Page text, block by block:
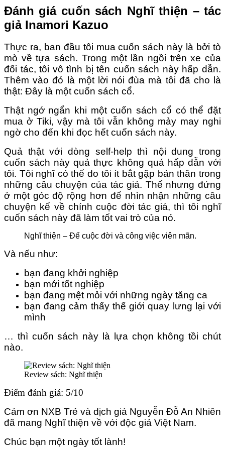
Đánh giá cuốn sách Nghĩ thiện – tác
giả Inamori Kazuo
Thực ra, ban đầu tôi mua cuốn sách này là bởi tò
mò về tựa sách. Trong một lần ngồi trên xe của
đối tác, tôi vô tình bị tên cuốn sách này hấp dẫn.
Thêm vào đó là một lời nói đùa mà tôi đã cho là
thật: Đây là một cuốn sách cổ.
Thật ngớ ngẩn khi một cuốn sách cổ có thể đặt
mua ở Tiki, vậy mà tôi vẫn không mảy may nghi
ngờ cho đến khi đọc hết cuốn sách này.
Quả thật với dòng self-help thì nội dung trong
cuốn sách này quả thực không quá hấp dẫn với
tôi. Tôi nghĩ có thể do tôi ít bắt gặp bản thân trong
những câu chuyện của tác giả. Thế nhưng đứng
ở một góc độ rộng hơn để nhìn nhận những câu
chuyện kể về chính cuộc đời tác giá, thì tôi nghĩ
cuốn sách này đã làm tốt vai trò của nó.
Nghĩ thiện – Để cuộc đời và công việc viên mãn.
Và nếu như:
bạn đang khởi nghiệp
bạn mới tốt nghiệp
bạn đang mệt mỏi với những ngày tăng ca
bạn đang cảm thấy thế giới quay lưng lại với
mình
… thì cuốn sách này là lựa chọn không tồi chút
nào.
Review sách: Nghĩ thiện
Điểm đánh giá: 5/10
Cảm ơn NXB Trẻ và dịch giả Nguyễn Đỗ An Nhiên
đã mang Nghĩ thiện về với độc giả Việt Nam.
Chúc bạn một ngày tốt lành!